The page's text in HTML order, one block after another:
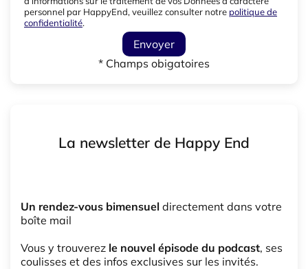
personnel par HappyEnd, veuillez consulter notre politique de
confidentialité.
Envoyer
* Champs obigatoires
La newsletter de Happy End
Un rendez-vous bimensuel directement dans votre
boîte mail
Vous y trouverez le nouvel épisode du podcast, ses
coulisses et des infos exclusives sur les invités.